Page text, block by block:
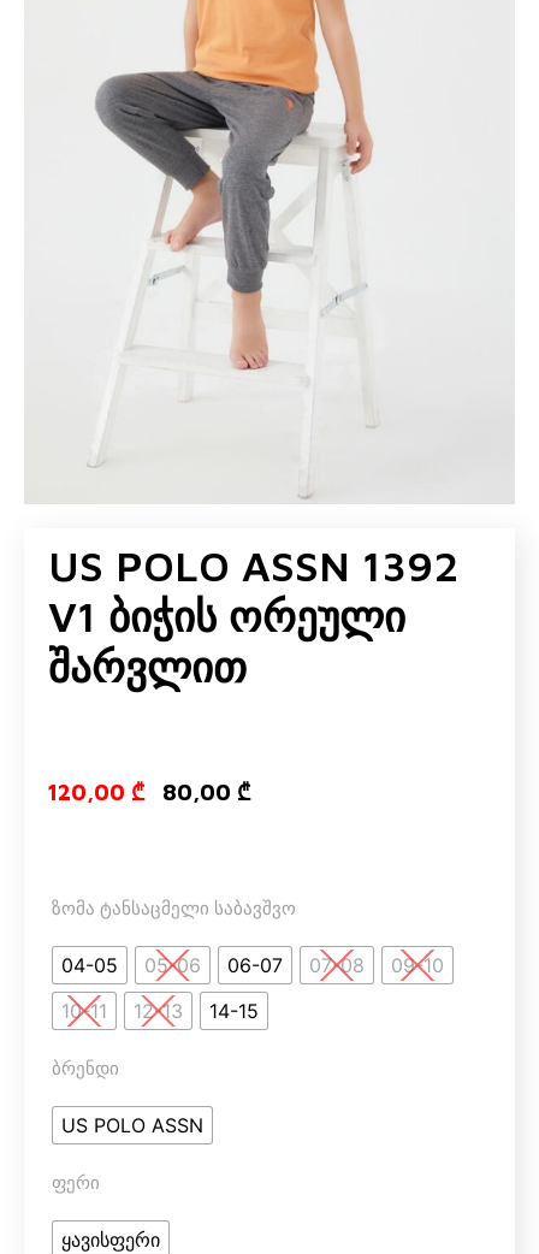
US POLO ASSN 1392
V1 Ბიჭის Ორეული
Შარვლით
120,00 ₾ Original price
80,00 ₾Current
ზომა ტანსაცმელი საბავშვო
04-05 05-06 06-07 07-08
09-10
10-11
12-13 14-15
ბრენდი
US POLO ASSN
ფერი
ყავისფერი